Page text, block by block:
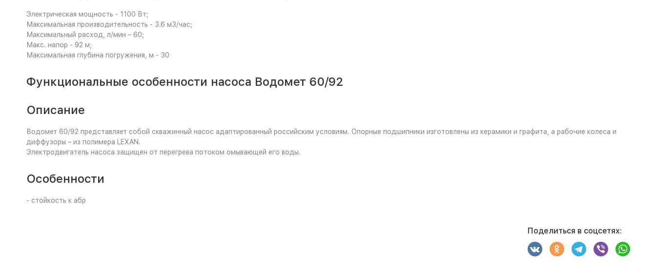
Электрическая мощность - 1100 Вт;
Максимальная производительность - 3.6 м3/час;
Максимальный расход, л/мин – 60;
Макс. напор - 92 м;
Максимальная глубина погружения, м - 30
Функциональные особенности насоса Водомет 60/92
Описание
Водомет 60/92 представляет собой скважинный насос адаптированный российским условиям. Опорные подшипники изготовлены из керамики и графита, а рабочие колеса и
диффузоры – из полимера LEXAN.
Электродвигатель насоса защищен от перегрева потоком омывающей его воды.
Особенности
- стойкость к абр
Поделиться в соцсетях: